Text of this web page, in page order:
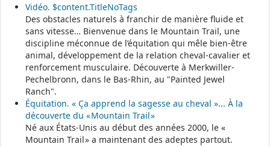
Il est mis à jour tous les vendredis.
Le sitehttps://monenfant.fr/ de la CAF présente les disponibilités
des assistants maternels.
- - - - - - - - - - - - - - - - - -
Permanence mairie
Le secrétariat est fermé le samedi matin.
Une permanence est assurée par le maire, sur rendez-vous.
Vidéo. $content.TitleNoTags
Des obstacles naturels à franchir de manière fluide et
sans vitesse… Bienvenue dans le Mountain Trail, une
discipline méconnue de l’équitation qui mêle bien-être
animal, développement de la relation cheval-cavalier et
renforcement musculaire. Découverte à Merkwiller-
Pechelbronn, dans le Bas-Rhin, au "Painted Jewel
Ranch".
Équitation. « Ça apprend la sagesse au cheval »... À la
découverte du « Mountain Trail »
Né aux États-Unis au début des années 2000, le «
Mountain Trail » a maintenant des adeptes partout.